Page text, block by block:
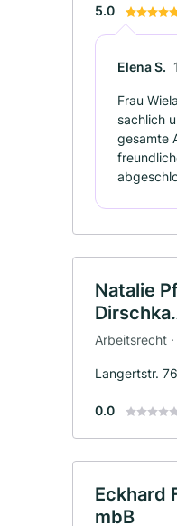
5.0
Elena S.
Frau
sachlich
gesamte
Natalie
Arbeitsrecht
Langertstr.
0.0
Eckhard
mbB